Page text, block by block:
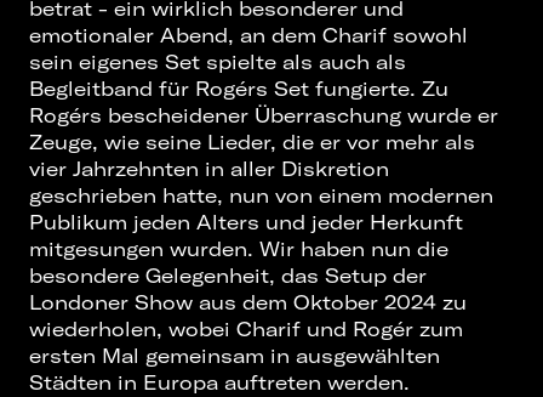
betrat - ein wirklich besonderer und
emotionaler Abend, an dem Charif sowohl
sein eigenes Set spielte als auch als
Begleitband für Rogérs Set fungierte. Zu
Rogérs bescheidener Überraschung wurde er
Zeuge, wie seine Lieder, die er vor mehr als
vier Jahrzehnten in aller Diskretion
geschrieben hatte, nun von einem modernen
Publikum jeden Alters und jeder Herkunft
mitgesungen wurden. Wir haben nun die
besondere Gelegenheit, das Setup der
Londoner Show aus dem Oktober 2024 zu
wiederholen, wobei Charif und Rogér zum
ersten Mal gemeinsam in ausgewählten
Städten in Europa auftreten werden.